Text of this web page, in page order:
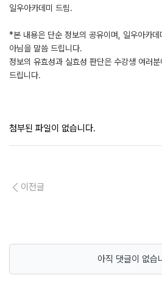
일우아카데미 드림.
*본 내용은 단순 정보의 공유이며, 일우아카데
아님을 말씀 드립니다.
정보의 유효성과 실효성 판단은 수강생 여러
드립니다.
첨부된 파일이 없습니다.
이전글
아직 댓글이 없습